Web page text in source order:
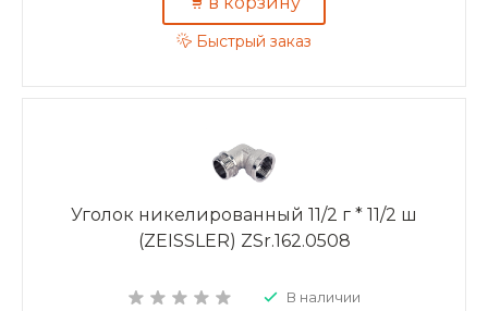
Быстрый заказ
Уголок никелированный 11/2 г * 11/2 ш
(ZEISSLER) ZSr.162.0508
В наличии